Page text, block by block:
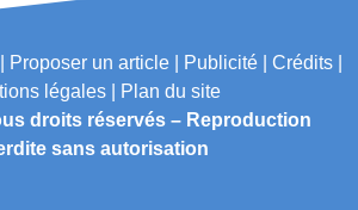
Proposer un article | Publicité | Crédits |
légales |
Plan du site
droits réservés – Reproduction
sans autorisation